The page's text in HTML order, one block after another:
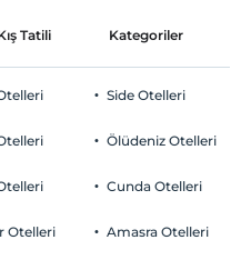
ve tüm odalar
Açık Otopark
Tatili Kategoriler
Otelleri
Side Otelleri
Ölüdeniz Otelleri
Cunda Otelleri
Amasra Otelleri